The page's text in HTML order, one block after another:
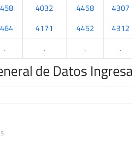
4032 4458 4307
4171 4452 4312
. . . .
de Datos